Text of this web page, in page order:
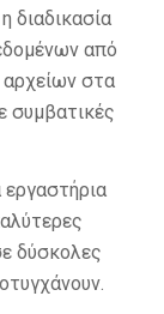
διαδικασία
από
στα
συμβατικές
εργαστήρια
δύσκολες